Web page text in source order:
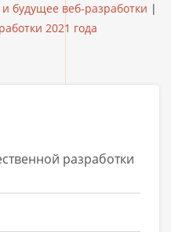
будущее веб-разработки |
2021 года
разработки